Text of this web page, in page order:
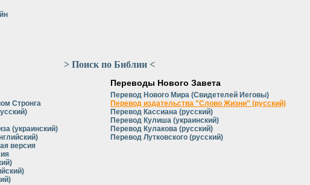
> Поиск по Библии <
Стронга
(украинский)
версия
Переводы Нового Завета
Перевод Нового Мира (Свидетелей Иеговы)
Перевод издательства "Слово Жизни" (русский)
Перевод Кассиана (русский)
Перевод Кулиша (украинский)
Перевод Кулакова (русский)
Перевод Лутковского (русский)